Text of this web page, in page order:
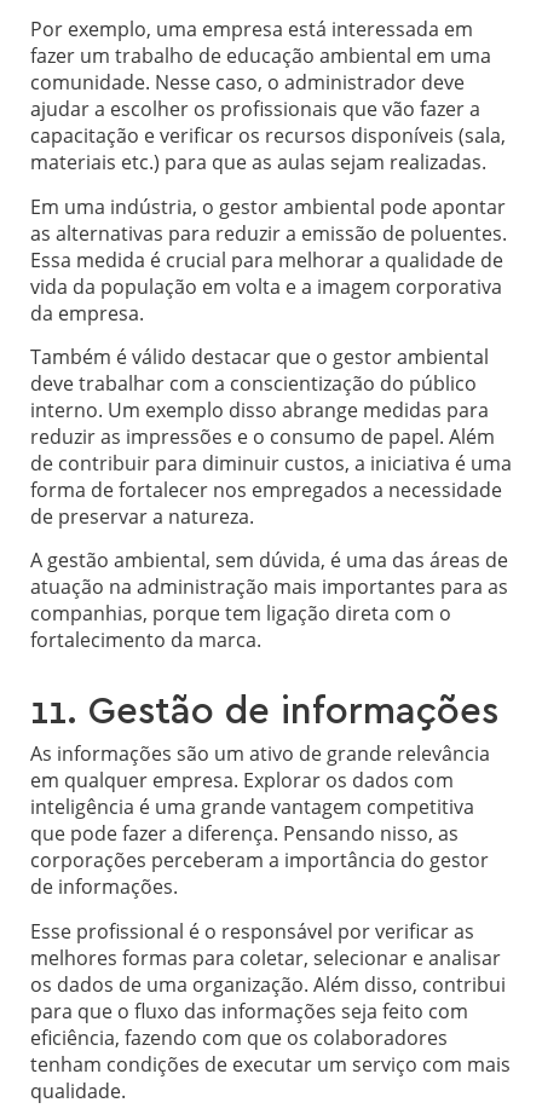
Por exemplo, uma empresa está interessada em
fazer um trabalho de educação ambiental em uma
comunidade. Nesse caso, o administrador deve
ajudar a escolher os profissionais que vão fazer a
capacitação e verificar os recursos disponíveis (sala,
materiais etc.) para que as aulas sejam realizadas.
Em uma indústria, o gestor ambiental pode apontar
as alternativas para reduzir a emissão de poluentes.
Essa medida é crucial para melhorar a qualidade de
vida da população em volta e a imagem corporativa
da empresa.
Também é válido destacar que o gestor ambiental
deve trabalhar com a conscientização do público
interno. Um exemplo disso abrange medidas para
reduzir as impressões e o consumo de papel. Além
de contribuir para diminuir custos, a iniciativa é uma
forma de fortalecer nos empregados a necessidade
de preservar a natureza.
A gestão ambiental, sem dúvida, é uma das áreas de
atuação na administração mais importantes para as
companhias, porque tem ligação direta com o
fortalecimento da marca.
11. Gestão de informações
As informações são um ativo de grande relevância
em qualquer empresa. Explorar os dados com
inteligência é uma grande vantagem competitiva
que pode fazer a diferença. Pensando nisso, as
corporações perceberam a importância do gestor
de informações.
Esse profissional é o responsável por verificar as
melhores formas para coletar, selecionar e analisar
os dados de uma organização. Além disso, contribui
para que o fluxo das informações seja feito com
eficiência, fazendo com que os colaboradores
tenham condições de executar um serviço com mais
qualidade.